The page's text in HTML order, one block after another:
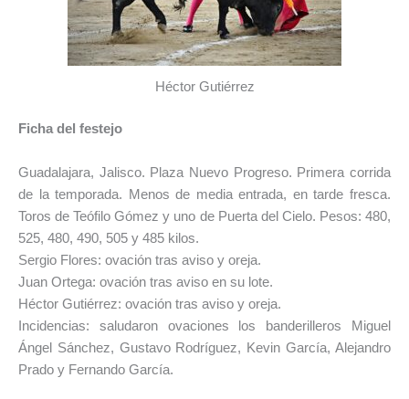
Héctor Gutiérrez
Ficha del festejo
Guadalajara, Jalisco. Plaza Nuevo Progreso. Primera corrida
de la temporada. Menos de media entrada, en tarde fresca.
Toros de Teófilo Gómez y uno de Puerta del Cielo. Pesos: 480,
525, 480, 490, 505 y 485 kilos.
Sergio Flores: ovación tras aviso y oreja.
Juan Ortega: ovación tras aviso en su lote.
Héctor Gutiérrez: ovación tras aviso y oreja.
Incidencias: saludaron ovaciones los banderilleros Miguel
Ángel Sánchez, Gustavo Rodríguez, Kevin García, Alejandro
Prado y Fernando García.